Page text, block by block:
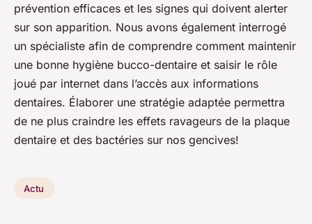
prévention efficaces et les signes qui doivent alerter
sur son apparition. Nous avons également interrogé
un spécialiste afin de comprendre comment maintenir
une bonne hygiène bucco-dentaire et saisir le rôle
joué par internet dans l’accès aux informations
dentaires. Élaborer une stratégie adaptée permettra
de ne plus craindre les effets ravageurs de la plaque
dentaire et des bactéries sur nos gencives!
Actu